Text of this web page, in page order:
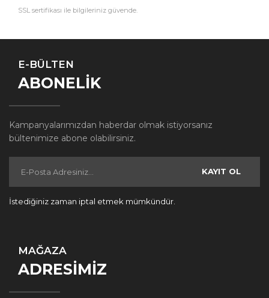
SSL sertifikası ile bilgileriniz güvende.
E-BÜLTEN
ABONELİK
Kampanyalarımızdan haberdar olmak istiyorsanız
bültenimize abone olabilirsiniz.
KAYIT OL
İstediğiniz zaman iptal etmek mümkündür.
MAĞAZA
ADRESİMİZ